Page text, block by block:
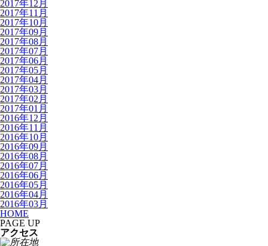
2017年12月
2017年11月
2017年10月
2017年09月
2017年08月
2017年07月
2017年06月
2017年05月
2017年04月
2017年03月
2017年02月
2017年01月
2016年12月
2016年11月
2016年10月
2016年09月
2016年08月
2016年07月
2016年06月
2016年05月
2016年04月
2016年03月
HOME
PAGE UP
アクセス